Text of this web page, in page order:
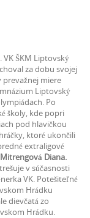
ŠKM Liptovský
za dobu svojej
prevažnej miere
Liptovský
Po
školy, kde popri
pod hlavičkou
ktoré ukončili
extraligové
Diana.
v súčasnosti
VK. Potešiteľné
Hrádku
dievčatá zo
Hrádku.